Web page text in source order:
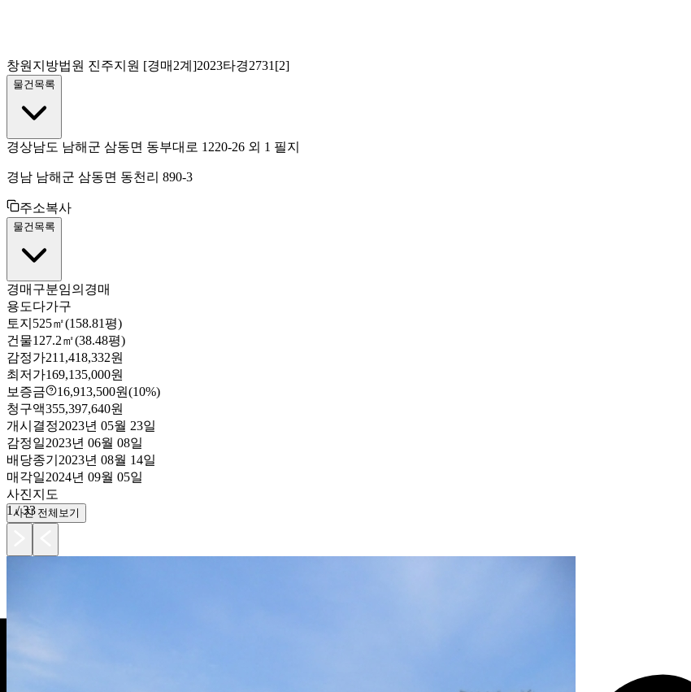
창원지방법원 진주지원 [경매2계]2023타경2731[2]
물건목록
경상남도 남해군 삼동면 동부대로 1220-26 외 1 필지
경남 남해군 삼동면 동천리 890-3
주소복사
물건목록
경매구분임의경매
용도다가구
토지 525㎡(158.81평)
건물127.2㎡(38.48평)
감정가211,418,332원
최저가169,135,000원
보증금
16,913,500원(10%)
청구액355,397,640원
개시결정2023년 05월 23일
감정일2023년 06월 08일
배당종기 2023년 08월 14일
매각일2024년 09월 05일
사진지도
1 /33
사진 전체보기